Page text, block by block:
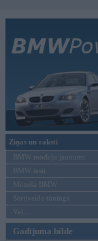
Ziņas un raksti
BMW modeļu jaunumi
BMW testi
Mēneša BMW
Sērijveida tūnings
Vel...
Gadījuma bilde